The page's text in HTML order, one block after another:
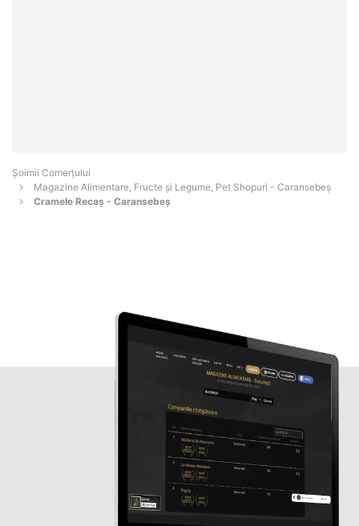
Șoimii Comerțului
Magazine Alimentare, Fructe și Legume, Pet Shopuri - Caransebeş
Cramele Recaș - Caransebeș